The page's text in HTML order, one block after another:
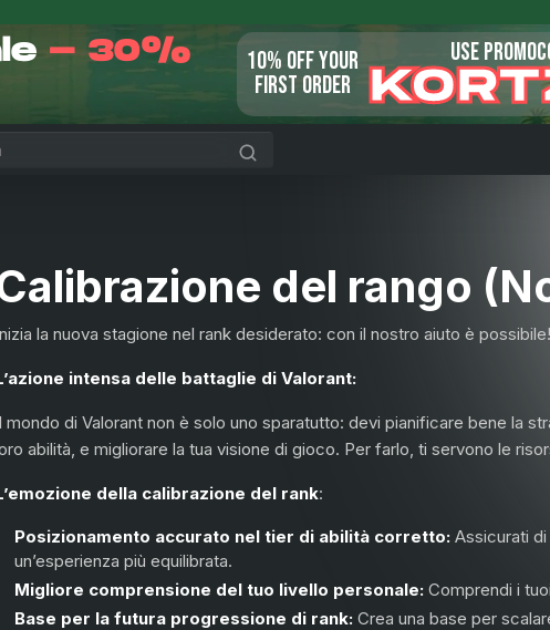
- 30%
10% OFF YOUR
FIRST ORDER
USE
del rango
la nuova stagione nel rank desiderato: con il nostro aiuto è possibile!
intensa delle battaglie di Valorant:
mondo di Valorant non è solo uno sparatutto: devi pianificare bene la
abilità, e migliorare la tua visione di gioco. Per farlo, ti servono le
della calibrazione del rank:
Posizionamento accurato nel tier di abilità corretto: Assicurati
un’esperienza più equilibrata.
Migliore comprensione del tuo livello personale: Comprendi i
Base per la futura progressione di rank: Crea una base per